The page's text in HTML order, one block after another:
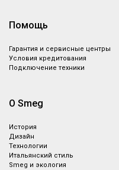
Помощь
Гарантия и сервисные центры
Условия кредитования
Подключение техники
О Smeg
История
Дизайн
Технологии
Итальянский стиль
Smeg и экология